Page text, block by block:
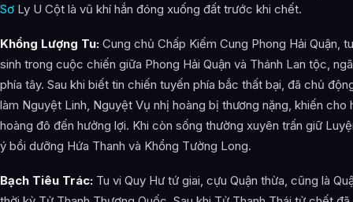
Sơ Ly U Cột là vũ khí hắn đóng xuống đất trước khi chết.
Khổng Lượng Tu: Cung chủ Chấp Kiếm Cung Phong Hải Quận,
sinh trong cuộc chiến giữa Phong Hải Quận và Thánh Lan tộc,
phía tây. Sau khi biết tin chiến tuyến phía bắc thất bại, đã chủ
làm Nguyệt Linh, Nguyệt Vụ nhị hoàng bị thương nặng, khiến
hoàng đô đến hưởng lợi. Khi còn sống thường xuyên trấn giữ
ý bồi dưỡng Hứa Thanh và Khổng Tường Long.
Bạch Tiêu Trác: Tu vi Quy Hư tứ giai, cựu Quận thừa, cũng là